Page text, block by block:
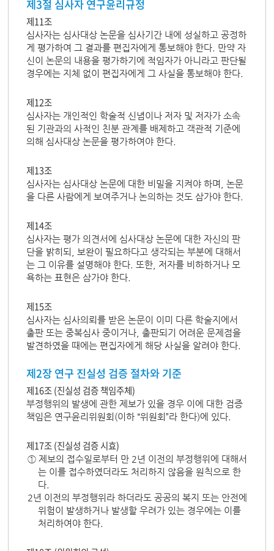
제3절 심사자 연구윤리규정
제11조
심사자는 심사대상 논문을 심사기간 내에 성실하고 공정하
게 평가하여 그 결과를 편집자에게 통보해야 한다. 만약 자
신이 논문의 내용을 평가하기에 적임자가 아니라고 판단될
경우에는 지체 없이 편집자에게 그 사실을 통보해야 한다.
제12조
심사자는 개인적인 학술적 신념이나 저자 및 저자가 소속
된 기관과의 사적인 친분 관계를 배제하고 객관적 기준에
의해 심사대상 논문을 평가하여야 한다.
제13조
심사자는 심사대상 논문에 대한 비밀을 지켜야 하며, 논문
을 다른 사람에게 보여주거나 논의하는 것도 삼가야 한다.
제14조
심사자는 평가 의견서에 심사대상 논문에 대한 자신의 판
단을 밝히되, 보완이 필요하다고 생각되는 부분에 대해서
는 그 이유를 설명해야 한다. 또한, 저자를 비하하거나 모
욕하는 표현은 삼가야 한다.
제15조
심사자는 심사의뢰를 받은 논문이 이미 다른 학술지에서
출판 또는 중복심사 중이거나, 출판되기 어려운 문제점을
발견하였을 때에는 편집자에게 해당 사실을 알려야 한다.
제2장 연구 진실성 검증 절차와 기준
제16조 (진실성 검증 책임주체)
부정행위의 발생에 관한 제보가 있을 경우 이에 대한 검증
책임은 연구윤리위원회(이하 “위원회”라 한다)에 있다.
제17조 (진실성 검증 시효)
① 제보의 접수일로부터 만 2년 이전의 부정행위에 대해서
는 이를 접수하였더라도 처리하지 않음을 원칙으로 한
다.
2년 이전의 부정행위라 하더라도 공공의 복지 또는 안전에
위험이 발생하거나 발생할 우려가 있는 경우에는 이를
처리하여야 한다.